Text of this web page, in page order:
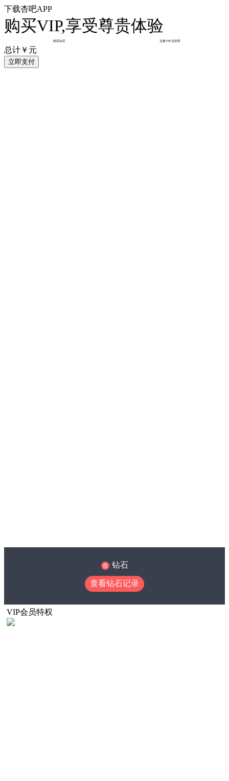
下载杏吧APP
购买VIP,享受尊贵体验
购买钻石 兑换VIP/活动等
总计￥ 元
立即支付
钻石
查看钻石记录
VIP会员特权